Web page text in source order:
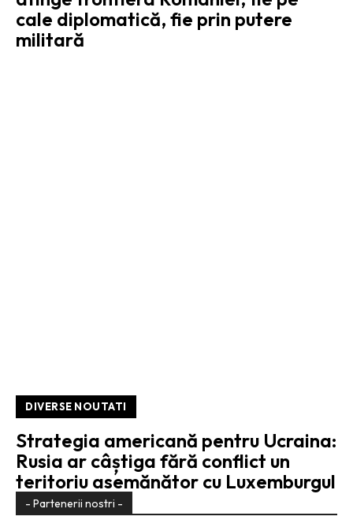
cale diplomatică, fie prin putere
militară
DIVERSE NOUTATI
Strategia americană pentru Ucraina:
Rusia ar câștiga fără conflict un
teritoriu asemănător cu Luxemburgul
- Partenerii nostri -